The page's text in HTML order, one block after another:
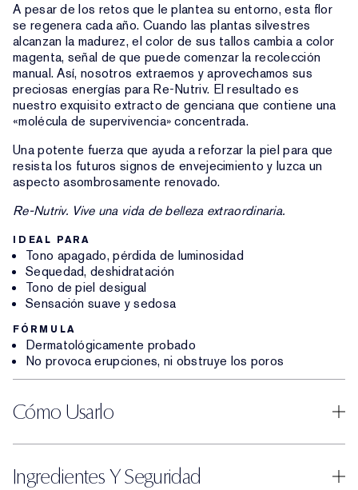
A pesar de los retos que le plantea su entorno, esta flor
se regenera cada año. Cuando las plantas silvestres
alcanzan la madurez, el color de sus tallos cambia a color
magenta, señal de que puede comenzar la recolección
manual. Así, nosotros extraemos y aprovechamos sus
preciosas energías para Re-Nutriv. El resultado es
nuestro exquisito extracto de genciana que contiene una
«molécula de supervivencia» concentrada.
Una potente fuerza que ayuda a reforzar la piel para que
resista los futuros signos de envejecimiento y luzca un
aspecto asombrosamente renovado.
Re-Nutriv. Vive una vida de belleza extraordinaria.
IDEAL PARA
Tono apagado, pérdida de luminosidad
Sequedad, deshidratación
Tono de piel desigual
Sensación suave y sedosa
FÓRMULA
Dermatológicamente probado
No provoca erupciones, ni obstruye los poros
Cómo Usarlo
Ingredientes Y Seguridad